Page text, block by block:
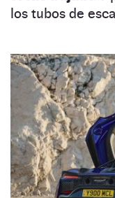
los tubos de